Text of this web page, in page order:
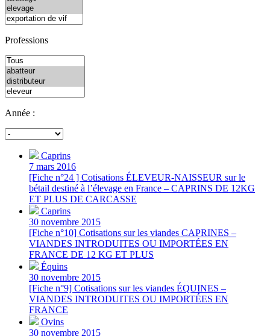
Professions
Année :
Caprins
7 mars 2016
[Fiche n°24 ] Cotisations ÉLEVEUR-NAISSEUR sur le
bétail destiné à l’élevage en France – CAPRINS DE 12KG
ET PLUS DE CARCASSE
Caprins
30 novembre 2015
[Fiche n°10] Cotisations sur les viandes CAPRINES –
VIANDES INTRODUITES OU IMPORTÉES EN
FRANCE DE 12 KG ET PLUS
Équins
30 novembre 2015
[Fiche n°9] Cotisations sur les viandes ÉQUINES –
VIANDES INTRODUITES OU IMPORTÉES EN
FRANCE
Ovins
30 novembre 2015